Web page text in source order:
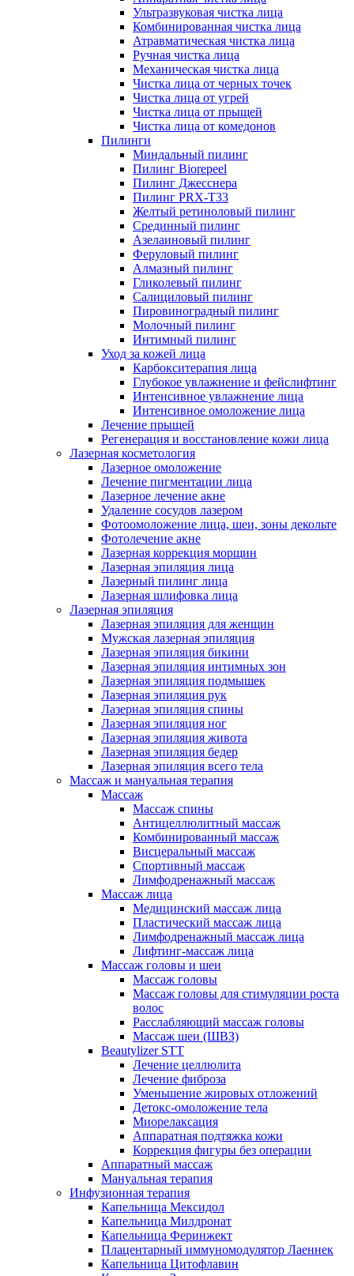
Ультразвуковая чистка лица
Комбинированная чистка лица
Атравматическая чистка лица
Ручная чистка лица
Механическая чистка лица
Чистка лица от черных точек
Чистка лица от угрей
Чистка лица от прыщей
Чистка лица от комедонов
Пилинги
Миндальный пилинг
Пилинг Biorepeel
Пилинг Джесснера
Пилинг PRX-T33
Желтый ретиноловый пилинг
Срединный пилинг
Азелаиновый пилинг
Феруловый пилинг
Алмазный пилинг
Гликолевый пилинг
Салициловый пилинг
Пировиноградный пилинг
Молочный пилинг
Интимный пилинг
Уход за кожей лица
Карбокситерапия лица
Глубокое увлажнение и фейслифтинг
Интенсивное увлажнение лица
Интенсивное омоложение лица
Лечение прыщей
Регенерация и восстановление кожи лица
Лазерная косметология
Лазерное омоложение
Лечение пигментации лица
Лазерное лечение акне
Удаление сосудов лазером
Фотоомоложение лица, шеи, зоны декольте
Фотолечение акне
Лазерная коррекция морщин
Лазерная эпиляция лица
Лазерный пилинг лица
Лазерная шлифовка лица
Лазерная эпиляция
Лазерная эпиляция для женщин
Мужская лазерная эпиляция
Лазерная эпиляция бикини
Лазерная эпиляция интимных зон
Лазерная эпиляция подмышек
Лазерная эпиляция рук
Лазерная эпиляция спины
Лазерная эпиляция ног
Лазерная эпиляция живота
Лазерная эпиляция бедер
Лазерная эпиляция всего тела
Массаж и мануальная терапия
Массаж
Массаж спины
Антицеллюлитный массаж
Комбинированный массаж
Висцеральный массаж
Спортивный массаж
Лимфодренажный массаж
Массаж лица
Медицинский массаж лица
Пластический массаж лица
Лимфодренажный массаж лица
Лифтинг-массаж лица
Массаж головы и шеи
Массаж головы
Массаж головы для стимуляции роста
волос
Расслабляющий массаж головы
Массаж шеи (ШВЗ)
Beautylizer STT
Лечение целлюлита
Лечение фиброза
Уменьшение жировых отложений
Детокс-омоложение тела
Миорелаксация
Аппаратная подтяжка кожи
Коррекция фигуры без операции
Аппаратный массаж
Мануальная терапия
Инфузионная терапия
Капельница Мексидол
Капельница Милдронат
Капельница Феринжект
Плацентарный иммуномодулятор Лаеннек
Капельница Цитофлавин